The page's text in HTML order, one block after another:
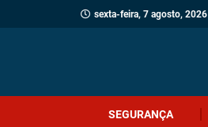
sexta-feira, 7 agosto, 2026
SEGURANÇA